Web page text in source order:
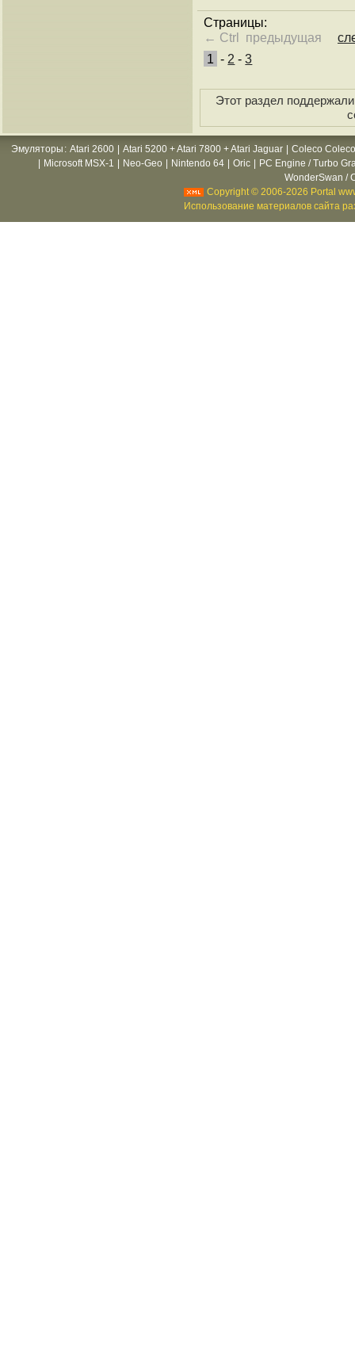
Страницы:
← Ctrl предыдущая
1 - 2 -3
Этот раздел
Эмуляторы : Atari 2600 Atari 5200 + Atari 7800 + Atari Jaguar
Coleco
Microsoft MSX-1 Neo-Geo Nintendo 64 Oric
PC Engine / Turbo
WonderSwan /
Copyright © 2006-2026 Portal
Использование материалов сайта